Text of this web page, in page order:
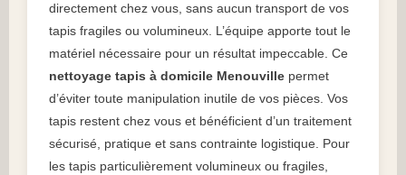
directement chez vous, sans aucun transport de vos
tapis fragiles ou volumineux. L’équipe apporte tout le
matériel nécessaire pour un résultat impeccable. Ce
nettoyage tapis à domicile Menouville permet
d’éviter toute manipulation inutile de vos pièces. Vos
tapis restent chez vous et bénéficient d’un traitement
sécurisé, pratique et sans contrainte logistique. Pour
les tapis particulièrement volumineux ou fragiles,